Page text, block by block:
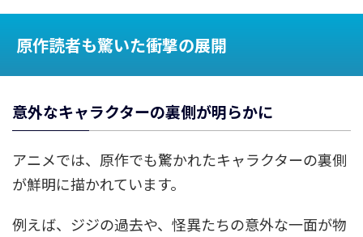
原作読者も驚いた衝撃の展開
意外なキャラクターの裏側が明らかに
アニメでは、原作でも驚かれたキャラクターの裏側
が鮮明に描かれています。
例えば、ジジの過去や、怪異たちの意外な一面が物